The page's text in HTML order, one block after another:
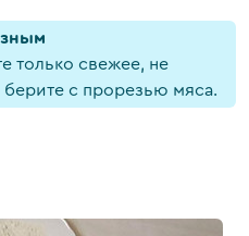
только свежее, не
с прорезью мяса.